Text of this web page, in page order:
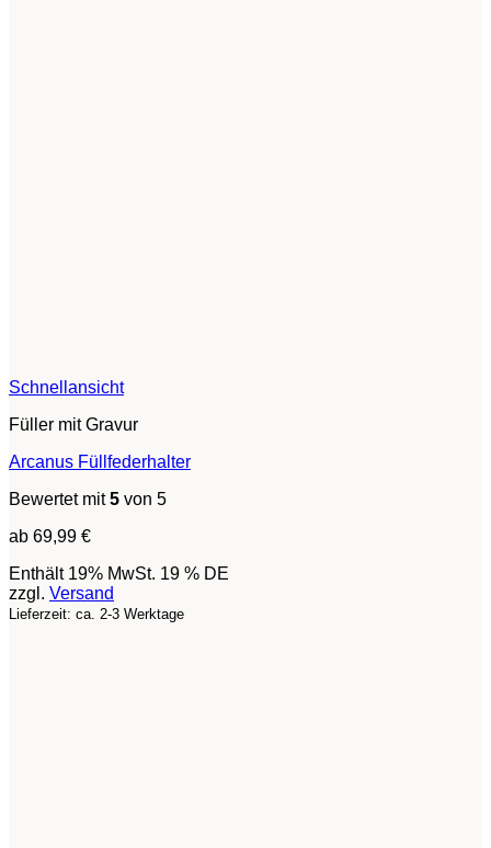
Schnellansicht
Füller mit Gravur
Arcanus Füllfederhalter
Bewertet mit5 von 5
ab 69,99 €
Enthält 19% MwSt. 19 % DE
zzgl. Versand
Lieferzeit: ca. 2-3 Werktage